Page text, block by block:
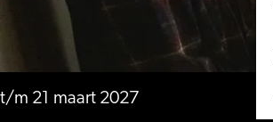
t/m 21 maart 2027